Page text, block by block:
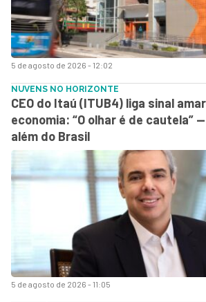
5 de agosto de 2026 - 12:02
5 de agosto de 2026 - 11:05
NUVENS NO HORIZONTE
CEO do Itaú (ITUB4) liga sinal
economia: “O olhar é de cautela”
além do Brasil